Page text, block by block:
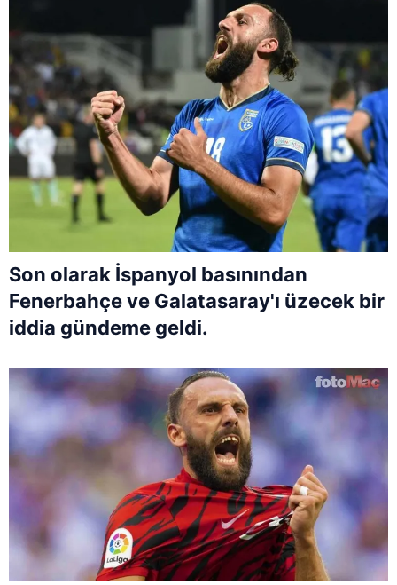
Son olarak İspanyol basınından
Fenerbahçe ve Galatasaray'ı üzecek bir
iddia gündeme geldi.